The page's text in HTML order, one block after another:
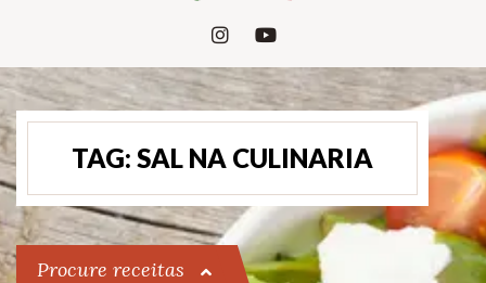
TAG: SAL NA CULINARIA
Procure receitas